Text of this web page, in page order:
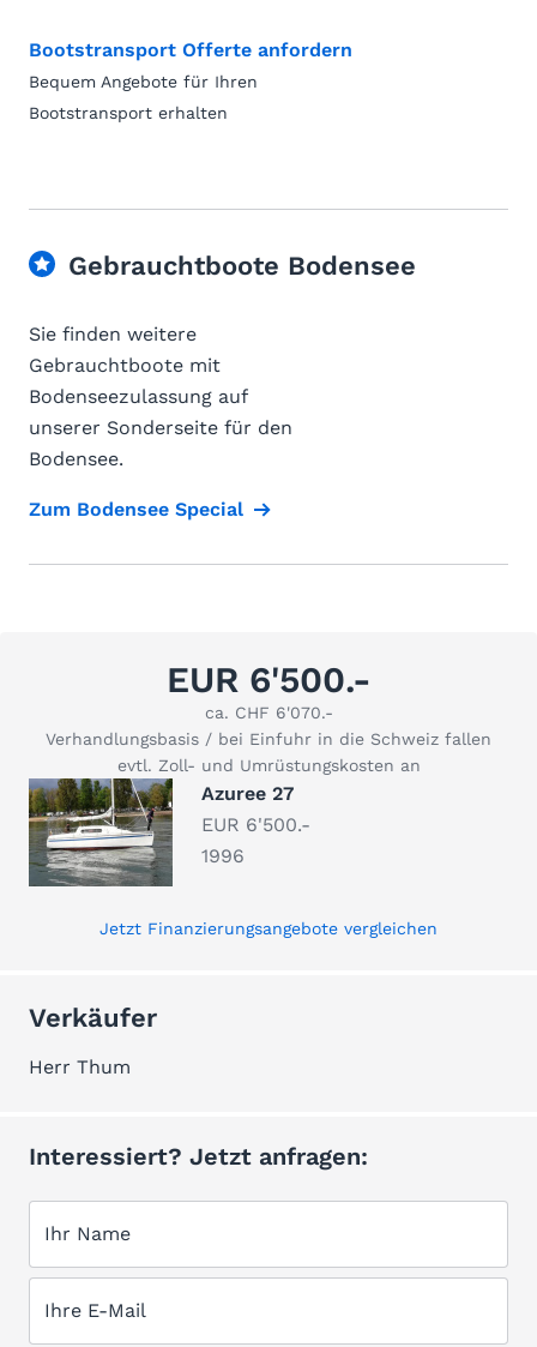
Bootstransport Offerte anfordern
Bequem Angebote für Ihren
Bootstransport erhalten
Gebrauchtboote Bodensee
Sie finden weitere
Gebrauchtboote mit
Bodenseezulassung auf
unserer Sonderseite für den
Bodensee.
Zum Bodensee Special
EUR 6'500.-
ca. CHF 6'070.-
Verhandlungsbasis / bei Einfuhr in die Schweiz fallen
evtl. Zoll- und Umrüstungskosten an
Azuree 27
EUR 6'500.-
1996
Jetzt Finanzierungsangebote vergleichen
Verkäufer
Herr Thum
Interessiert? Jetzt anfragen:
Ihr Name
Ihre E-Mail